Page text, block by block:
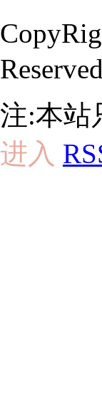
注:本站
进入